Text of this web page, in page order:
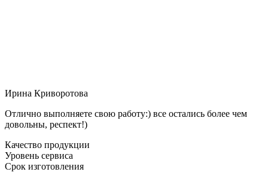
Ирина Криворотова
Отлично выполняете свою работу:) все остались более чем
довольны, респект!)
Качество продукции
Уровень сервиса
Срок изготовления